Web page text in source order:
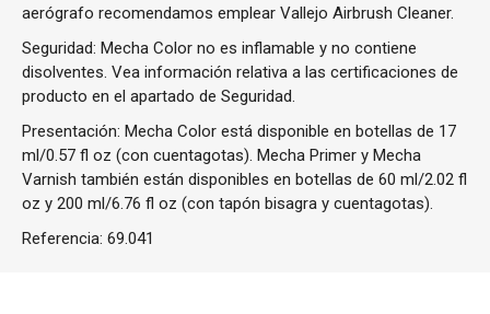
aerógrafo recomendamos emplear Vallejo Airbrush Cleaner.
Seguridad: Mecha Color no es inflamable y no contiene
disolventes. Vea información relativa a las certificaciones de
producto en el apartado de Seguridad.
Presentación: Mecha Color está disponible en botellas de 17
ml/0.57 fl oz (con cuentagotas). Mecha Primer y Mecha
Varnish también están disponibles en botellas de 60 ml/2.02 fl
oz y 200 ml/6.76 fl oz (con tapón bisagra y cuentagotas).
Referencia: 69.041